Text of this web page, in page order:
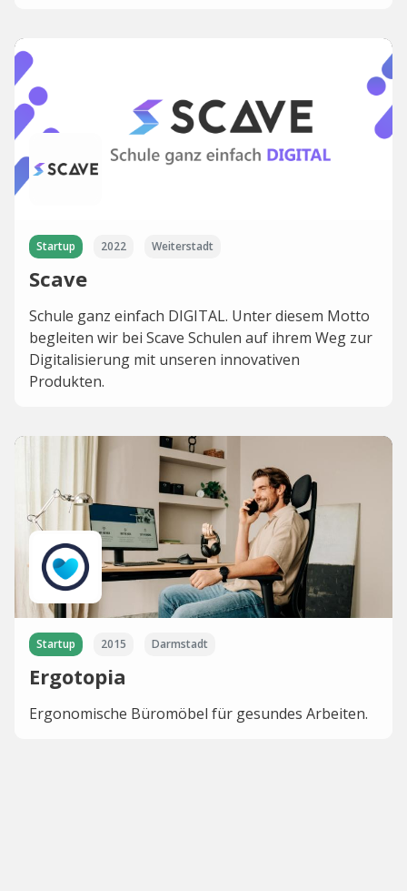
Startup 2022 Weiterstadt
Scave
Schule ganz einfach DIGITAL. Unter diesem Motto
begleiten wir bei Scave Schulen auf ihrem Weg zur
Digitalisierung mit unseren innovativen
Produkten.
Startup 2015 Darmstadt
Ergotopia
Ergonomische Büromöbel für gesundes Arbeiten.